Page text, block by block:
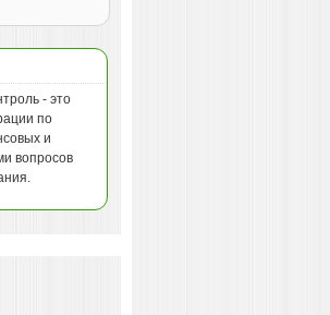
- это
по
и
вопросов